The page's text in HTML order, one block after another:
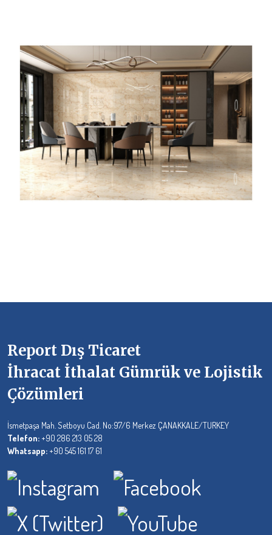
Report Dış Ticaret
İhracat İthalat Gümrük ve Lojistik
Çözümleri
İsmetpaşa Mah. Setboyu Cad. No:97/6 Merkez ÇANAKKALE/TURKEY
Telefon: +90 286 213 05 28
Whatsapp: +90 545 161 17 61